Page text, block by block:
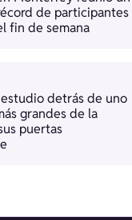
de
fin de semana
detrás de uno
grandes de la
puertas